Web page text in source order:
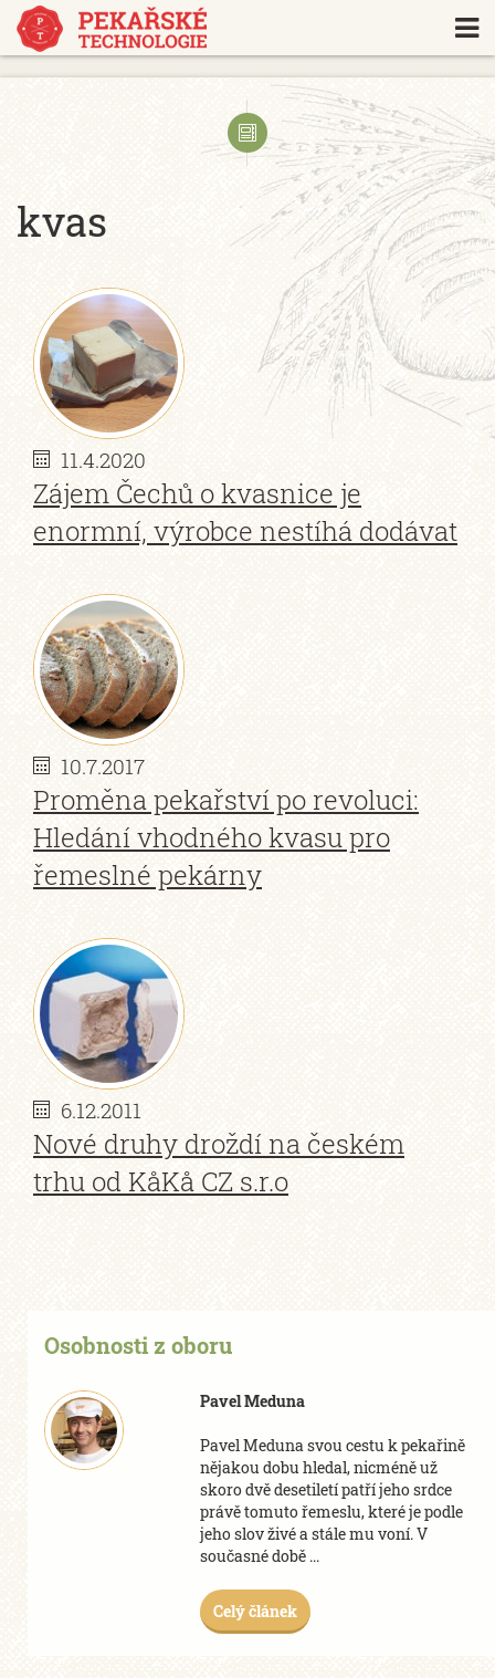
https://www.traditionrolex.com/18
kvas
11.4.2020
Zájem Čechů o kvasnice je
enormní, výrobce nestíhá dodávat
10.7.2017
Proměna pekařství po revoluci:
Hledání vhodného kvasu pro
řemeslné pekárny
6.12.2011
Nové druhy droždí na českém
trhu od KåKå CZ s.r.o
Osobnosti z oboru
Pavel Meduna
Pavel Meduna svou cestu k pekařině
nějakou dobu hledal, nicméně už
skoro dvě desetiletí patří jeho srdce
právě tomuto řemeslu, které je podle
jeho slov živé a stále mu voní. V
současné době ...
Celý článek